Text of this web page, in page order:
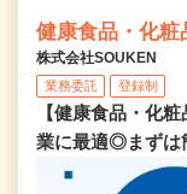
健康食品・化粧
株式会社SOUKEN
業務委託 登録制
【健康食品・化
業に最適◎まずは